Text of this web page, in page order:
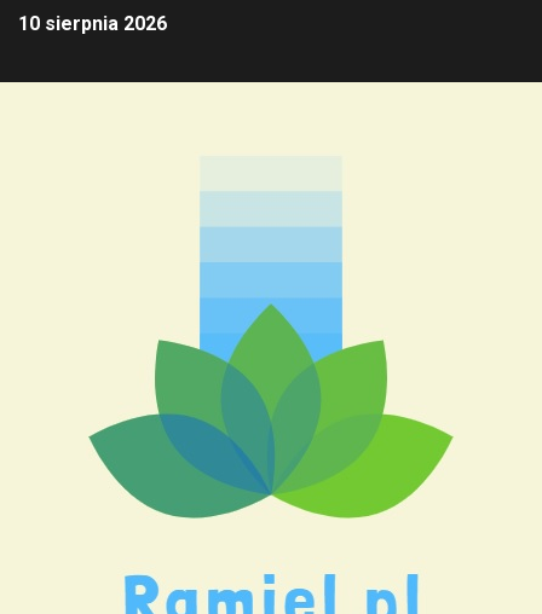
10 sierpnia 2026